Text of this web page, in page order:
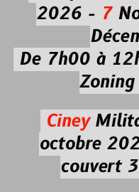
2026 -7
De 7h00 à
Ciney
octobre
couvert